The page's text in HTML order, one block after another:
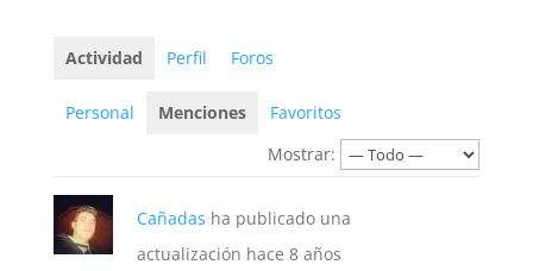
Actividad Perfil Foros
Personal Menciones
Favoritos
Mostrar:
Cañadas ha publicado una
actualización hace 8 años